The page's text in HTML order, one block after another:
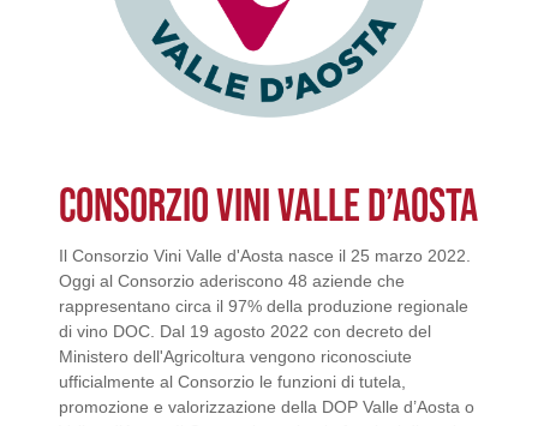
CONSORZIO VINI VALLE D’AOSTA
Il Consorzio Vini Valle d'Aosta nasce il 25 marzo 2022.
Oggi al Consorzio aderiscono 48 aziende che
rappresentano circa il 97% della produzione regionale
di vino DOC. Dal 19 agosto 2022 con decreto del
Ministero dell'Agricoltura vengono riconosciute
ufficialmente al Consorzio le funzioni di tutela,
promozione e valorizzazione della DOP Valle d’Aosta o